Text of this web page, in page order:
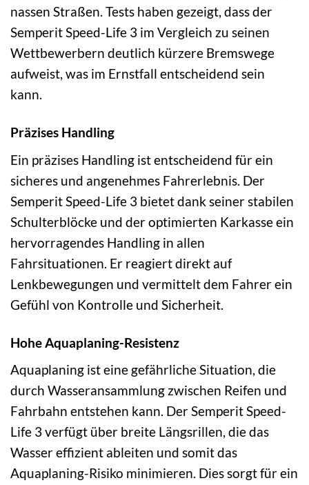
nassen Straßen. Tests haben gezeigt, dass der
Semperit Speed-Life 3 im Vergleich zu seinen
Wettbewerbern deutlich kürzere Bremswege
aufweist, was im Ernstfall entscheidend sein
kann.
Präzises Handling
Ein präzises Handling ist entscheidend für ein
sicheres und angenehmes Fahrerlebnis. Der
Semperit Speed-Life 3 bietet dank seiner stabilen
Schulterblöcke und der optimierten Karkasse ein
hervorragendes Handling in allen
Fahrsituationen. Er reagiert direkt auf
Lenkbewegungen und vermittelt dem Fahrer ein
Gefühl von Kontrolle und Sicherheit.
Hohe Aquaplaning-Resistenz
Aquaplaning ist eine gefährliche Situation, die
durch Wasseransammlung zwischen Reifen und
Fahrbahn entstehen kann. Der Semperit Speed-
Life 3 verfügt über breite Längsrillen, die das
Wasser effizient ableiten und somit das
Aquaplaning-Risiko minimieren. Dies sorgt für ein